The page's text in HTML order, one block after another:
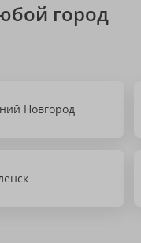
город
Новгород